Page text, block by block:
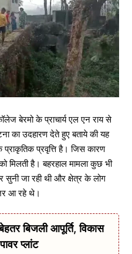
बेरमो के प्राचार्य एल एन राय से
का उदहारण देते हुए बताये की यह
प्रवृत्ति है। जिस कारण
है। बहरहाल मामला कुछ भी
सुनी जा रही थी और क्षेत्र के लोग
आ रहे थे।
बिजली आपूर्ति, विकास
प्लांट